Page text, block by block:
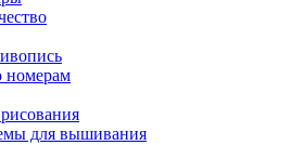
номерам
для вышивания